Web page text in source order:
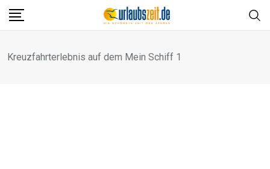
Skip
Kreuzfahrterlebnis auf dem Mein Schiff 1